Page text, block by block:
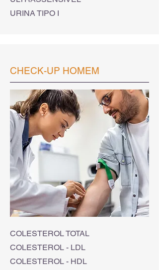
URINA TIPO I
CHECK-UP HOMEM
COLESTEROL TOTAL
COLESTEROL - LDL
COLESTEROL - HDL